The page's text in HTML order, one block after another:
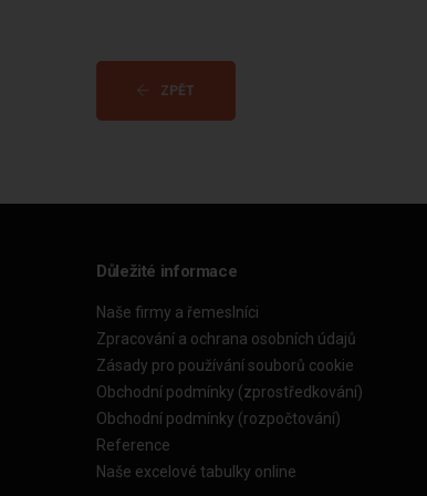
ZPĚT
Důležité informace
Naše firmy a řemeslníci
Zpracování a ochrana osobních údajů
Zásady pro používání souborů cookie
Obchodní podmínky (zprostředkování)
Obchodní podmínky (rozpočtování)
Reference
Naše excelové tabulky online